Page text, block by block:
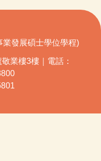
發展碩士學位學程)
業樓3樓｜電話：